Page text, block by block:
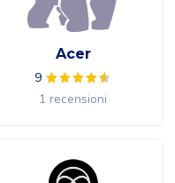
Acer
9
1 recensioni